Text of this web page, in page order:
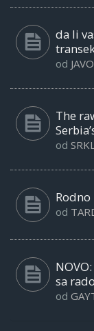
da li
od
The
od
od
sa
od